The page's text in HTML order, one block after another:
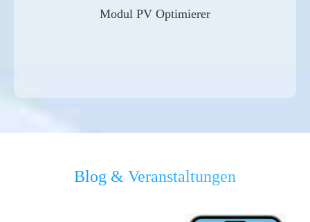
Modul PV Optimierer
Blog & Veranstaltungen